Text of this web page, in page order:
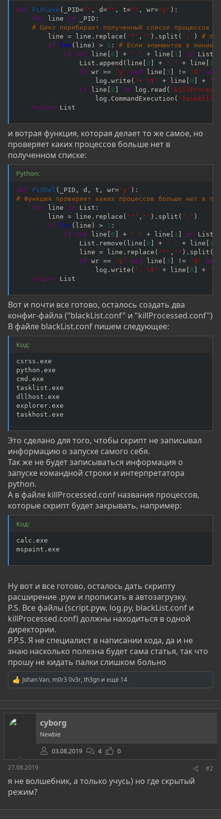
def PidSave ( _PID="" , d="" , t="" , wr= 'y' ) :
for line in _PID :
# Цикл перебирает полученный список процессов
        line
= line . replace ( '"' , '' ) . split ( ',' )
#
if
len ( line ) > 1 :
# Если элементов в линии
if
not line 0 + ' ' + line 1 in List
                List
. append ( line 0 + ' ' + line 1
if wr == 'y' and line 3 != '0'
and
                    log
. write ( '+ \t' + line 0 +
if line 0 in log . read (
                    log
. CommandExecution ( 'taskkill /
return List
и вотрая функция, которая делает то же самое, но
проверяет каких процессов больше нет в
полученном списке:
Python:
def PidDel ( _PID , d , t , wr= 'y' ) :
# Функция проверяет каких процессов больше нет в
for line in List :
        line
= line . replace ( '"' , '' ) . split ( ',' )
if
len ( line ) > 1 :
if
not line 0 + ' ' + line 1 in List
                List
. remove ( line 0 + ' ' + line 1
                line
= line . replace ( '"' , '' ) . split (
if wr == 'y' and line 3 != '0'
and
                    log
. write ( '- \t' + line 0 +
return List
Вот и почти все готово, осталось создать два
конфиг-файла ("blackList.conf" и "killProcessed.conf")
В файле blackList.conf пишем следующее:
Код:
csrss.exe
python.exe
cmd.exe
tasklist.exe
dllhost.exe
explorer.exe
taskhost.exe
Это сделано для того, чтобы скрипт не записывал
информацию о запуске самого себя.
Так же не будет записываться информация о
запуске командной строки и интерпретатора
python.
А в файле killProcessed.conf названия процессов,
которые скрипт будет закрывать, например:
Код:
calc.exe
mspaint.exe
Ну вот и все готово, осталось дать скрипту
расширение .pyw и прописать в автозагрузку.
P.S. Все файлы (script.pyw, log.py, blackList.conf и
killProcessed.conf) должны находиться в одной
директории.
P.P.S. Я не специалист в написании кода, да и не
знаю насколько полезна будет сама статья, так что
прошу не кидать палки слишком больно
Р
е
а
ц
и
Johan Van, m0r3 0v3r,th3gn и ещё 14
cyborg
Newbie
03.08.2019
4
0
27.08.2019
#2
я не волшебник, а только учусь) но где скрытый
режим?